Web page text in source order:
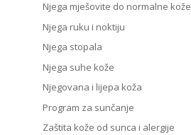
Njega mješovite do normalne kože
Njega ruku i noktiju
Njega stopala
Njega suhe kože
Njegovana i lijepa koža
Program za sunčanje
Zaštita kože od sunca i alergije